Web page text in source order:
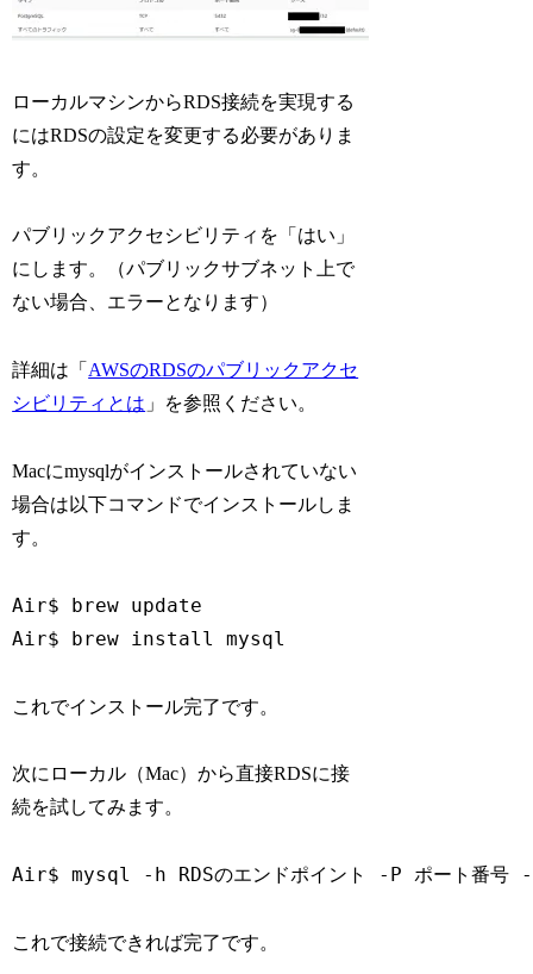
ローカルマシンからRDS接続を実現する
にはRDSの設定を変更する必要がありま
す。
パブリックアクセシビリティを「はい」
にします。（パブリックサブネット上で
ない場合、エラーとなります）
詳細は「 AWSのRDSのパブリックアクセ
シビリティとは 」を参照ください。
Macにmysqlがインストールされていない
場合は以下コマンドでインストールしま
す。
Air$ brew update
Air$ brew install mysql
これでインストール完了です。
次にローカル（Mac）から直接RDSに接
続を試してみます。
Air$ mysql -h RDSのエンドポイント -P ポート番号
これで接続できれば完了です。